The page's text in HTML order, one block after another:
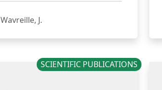
Wavreille, J.
SCIENTIFIC PUBLICATIONS